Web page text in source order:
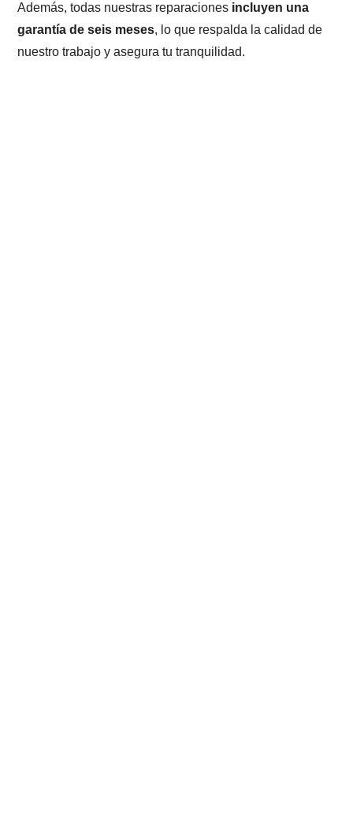
Además, todas nuestras reparaciones incluyen una
garantía de seis meses, lo que respalda la calidad de
nuestro trabajo y asegura tu tranquilidad.